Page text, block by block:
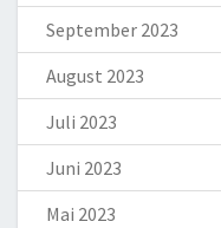
September 2023
August 2023
Juli 2023
Juni 2023
Mai 2023